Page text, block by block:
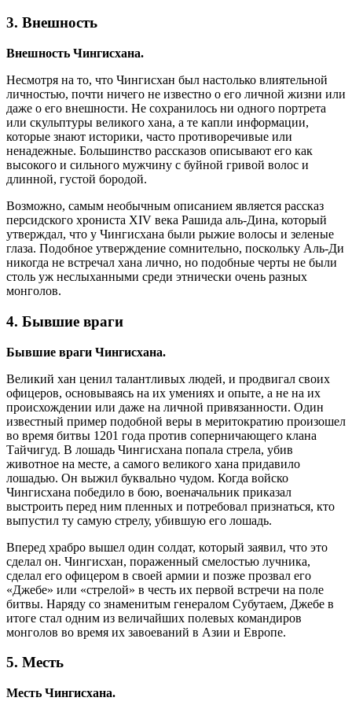
3. Внешность
Внешность Чингисхана.
Несмотря на то, что Чингисхан был настолько влиятельной
личностью, почти ничего не известно о его личной жизни или
даже о его внешности. Не сохранилось ни одного портрета
или скульптуры великого хана, а те капли информации,
которые знают историки, часто противоречивые или
ненадежные. Большинство рассказов описывают его как
высокого и сильного мужчину с буйной гривой волос и
длинной, густой бородой.
Возможно, самым необычным описанием является рассказ
персидского хрониста XIV века Рашида аль-Дина, который
утверждал, что у Чингисхана были рыжие волосы и зеленые
глаза. Подобное утверждение сомнительно, поскольку Аль-Ди
никогда не встречал хана лично, но подобные черты не были
столь уж неслыханными среди этнически очень разных
монголов.
4. Бывшие враги
Бывшие враги Чингисхана.
Великий хан ценил талантливых людей, и продвигал своих
офицеров, основываясь на их умениях и опыте, а не на их
происхождении или даже на личной привязанности. Один
известный пример подобной веры в меритократию произошел
во время битвы 1201 года против соперничающего клана
Тайчигуд. В лошадь Чингисхана попала стрела, убив
животное на месте, а самого великого хана придавило
лошадью. Он выжил буквально чудом. Когда войско
Чингисхана победило в бою, военачальник приказал
выстроить перед ним пленных и потребовал признаться, кто
выпустил ту самую стрелу, убившую его лошадь.
Вперед храбро вышел один солдат, который заявил, что это
сделал он. Чингисхан, пораженный смелостью лучника,
сделал его офицером в своей армии и позже прозвал его
«Джебе» или «стрелой» в честь их первой встречи на поле
битвы. Наряду со знаменитым генералом Субутаем, Джебе в
итоге стал одним из величайших полевых командиров
монголов во время их завоеваний в Азии и Европе.
5. Месть
Месть Чингисхана.